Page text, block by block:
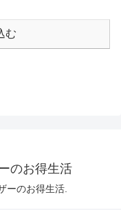
む
のお得生活
ーのお得生活.